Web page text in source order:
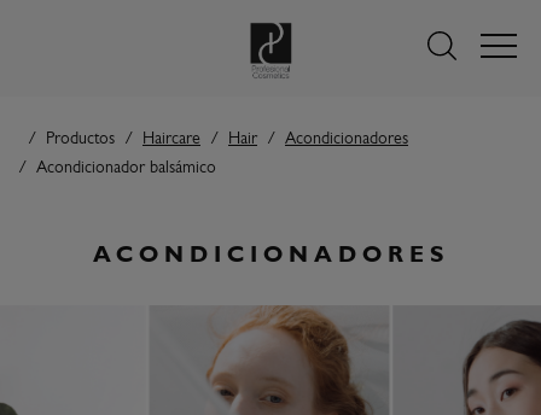
Productos Haircare Hair
Acondicionadores
Acondicionador balsámico
ACONDICIONADORES